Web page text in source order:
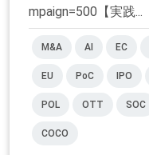
mpaign=500【実践...
M&A AI EC
EU PoC IPO
POL OTT SOC
COCO